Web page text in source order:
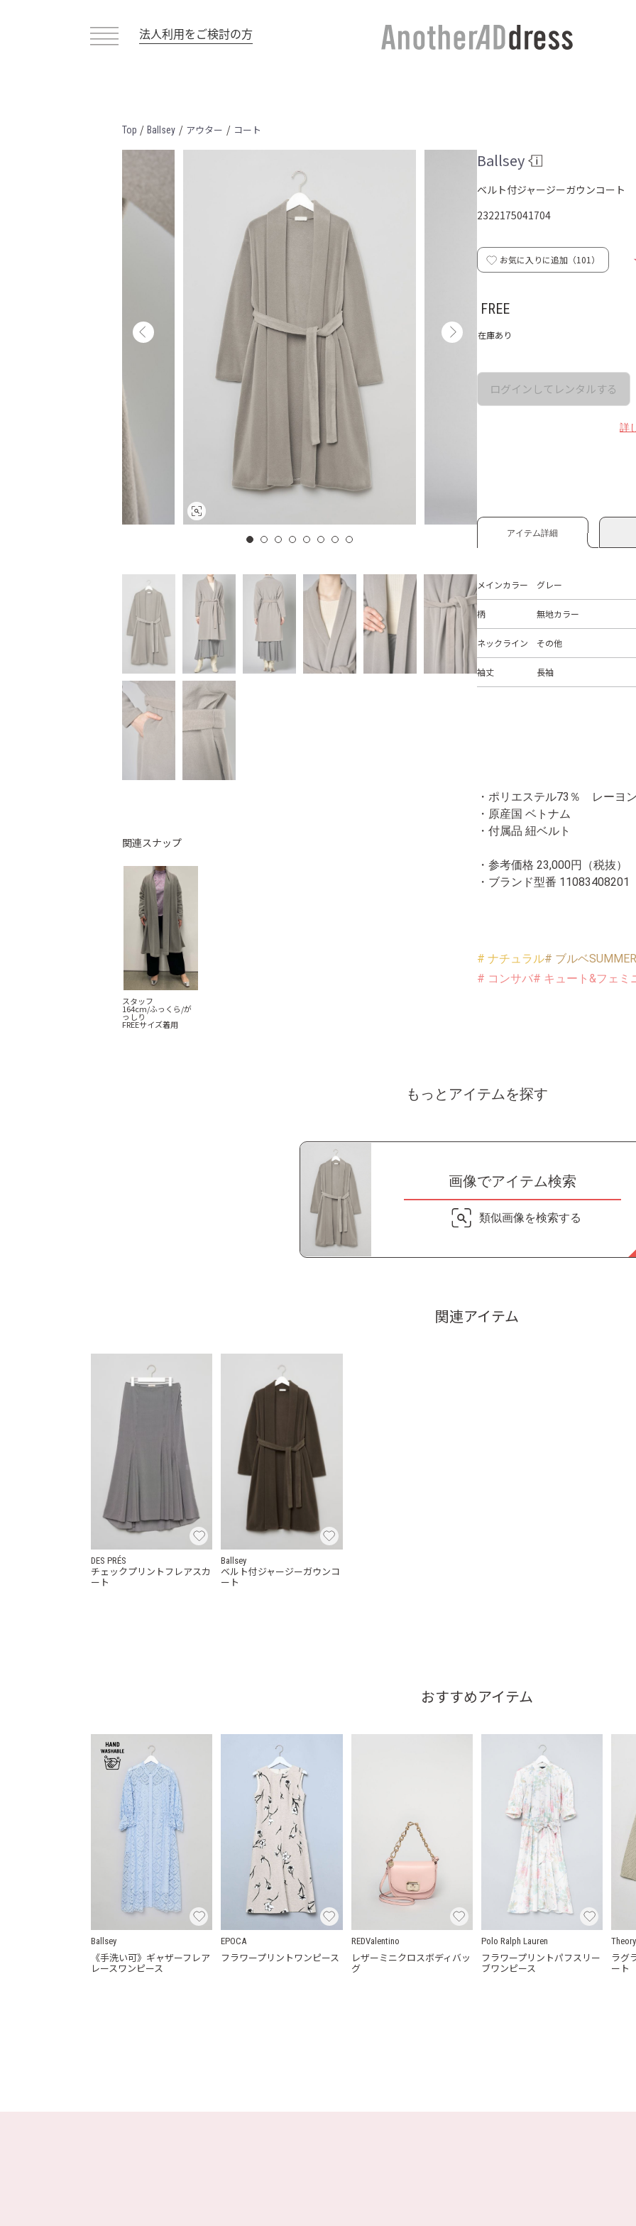
法人利用をご検討の方
Top / Ballsey / アウター / コート
関連スナップ
スタッフ
164cm/ふっくら/が
っしり
FREEサイズ着用
Ballsey
ベルト付ジャージーガウンコート
2322175041704
お気に入りに追加（101 ）
FREE
在庫あり
ログインしてレンタルする
詳
アイテム詳細
メインカラー グレー
柄 無地カラー
ネックライン その他
袖丈 長袖
・ポリエステル73％ レーヨ
・原産国 ベトナム
・付属品 紐ベルト
・参考価格 23,000円（税抜）
・ブランド型番 11083408201
# ナチュラル# ブルベSUMMER
# コンサバ# キュート&フェミ
もっとアイテムを探す
画像でアイテム検索
類似画像を検索する
関連アイテム
DES PRÉS
チェックプリントフレアスカ
ート
Ballsey
ベルト付ジャージーガウンコ
ート
おすすめアイテム
Ballsey
《手洗い可》ギャザーフレア
レースワンピース
EPOCA
フラワープリントワンピース
REDValentino
レザーミニクロスボディバッ
グ
Polo Ralph Lauren
フラワープリントパフスリー
ブワンピース
ラグ
ート